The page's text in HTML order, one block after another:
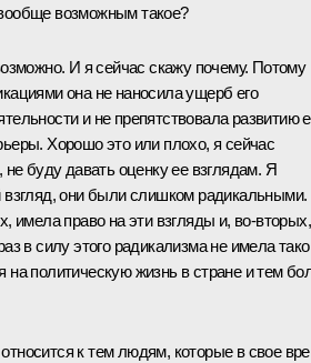
возможным такое?
И я сейчас скажу почему. Потому
она не наносила ущерб его
и не препятствовала развитию
Хорошо это или плохо, я сейчас
не буду давать оценку ее взглядам. Я
взгляд, они были слишком радикальными.
имела право на эти взгляды и, во‑вторых,
в силу этого радикализма не имела
на политическую жизнь в стране и тем
к тем людям, которые в свое